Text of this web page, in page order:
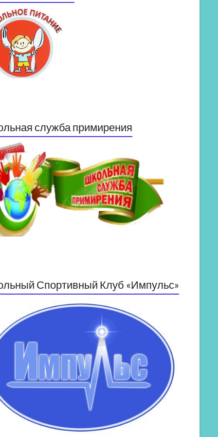
служба примирения
Спортивный Клуб «Импульс»